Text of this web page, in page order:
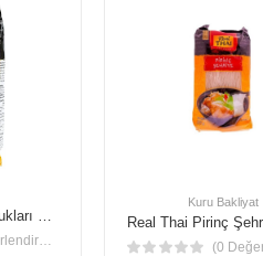
Real Thai Pirinç Çubukları 375 gr
(0 Değerlendirme)
Kuru Bakliyat